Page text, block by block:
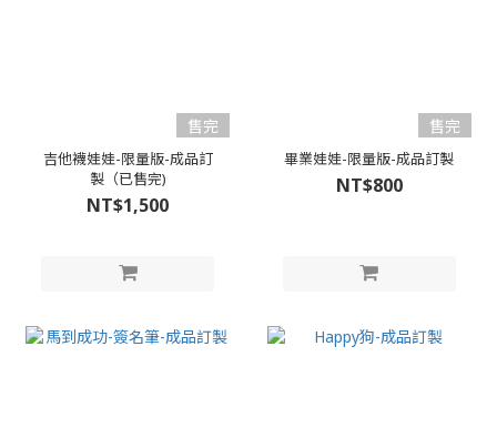
售完
吉他襪娃娃-限量版-成品訂
製（已售完)
NT$1,500
售完
畢業娃娃-限量版-成品訂製
NT$800